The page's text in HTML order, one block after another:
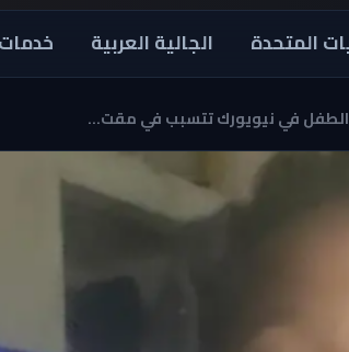
المتحدة الجالية العربية
الطفل في نيويورك تتسبب في مقت...